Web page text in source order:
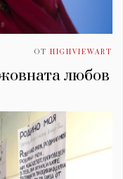
ОТ HIGHVIEWART
любов